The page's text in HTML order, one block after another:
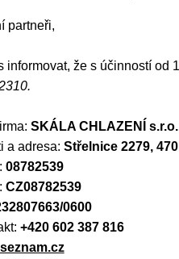
partneři,
informovat, že s účinností od
SKÁLA CHLAZENÍ s.r.o.
a adresa: Střelnice 2279,
08782539
CZ08782539
0600
+420 602 387 816